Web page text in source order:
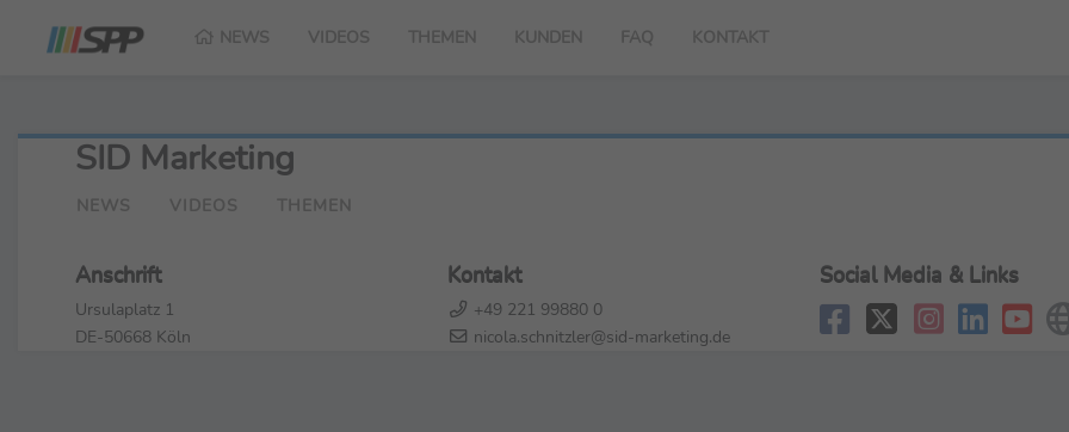
NEWS VIDEOS THEMEN KUNDEN FAQ KONTAKT
SID Marketing
NEWS VIDEOS THEMEN
Anschrift
Ursulaplatz 1
DE-50668 Köln
Kontakt
+49 221 99880 0
nicola.schnitzler@sid-marketing.de
Social Media & Links